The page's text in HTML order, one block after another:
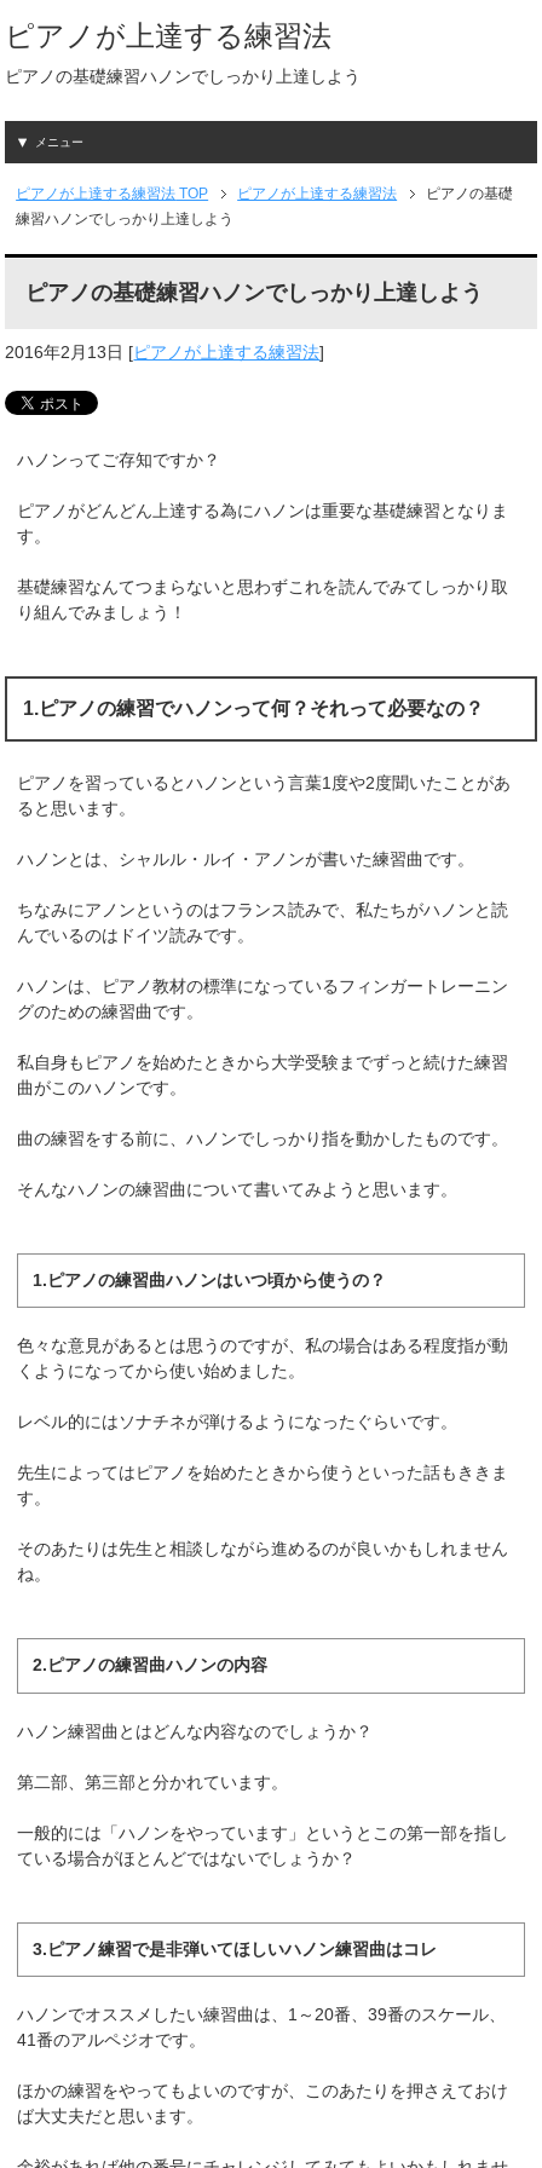
ピアノが上達する練習法
ピアノの基礎練習ハノンでしっかり上達しよう
メニュー
ピアノが上達する練習法 TOP ピアノが上達する練習法
ピアノの基礎
練習ハノンでしっかり上達しよう
ピアノの基礎練習ハノンでしっかり上達しよう
2016年2月13日 [ピアノが上達する練習法]
ハノンってご存知ですか？
ピアノがどんどん上達する為にハノンは重要な基礎練習となりま
す。
基礎練習なんてつまらないと思わずこれを読んでみてしっかり取
り組んでみましょう！
1.ピアノの練習でハノンって何？それって必要なの？
ピアノを習っているとハノンという言葉1度や2度聞いたことがあ
ると思います。
ハノンとは、シャルル・ルイ・アノンが書いた練習曲です。
ちなみにアノンというのはフランス読みで、私たちがハノンと読
んでいるのはドイツ読みです。
ハノンは、ピアノ教材の標準になっているフィンガートレーニン
グのための練習曲です。
私自身もピアノを始めたときから大学受験までずっと続けた練習
曲がこのハノンです。
曲の練習をする前に、ハノンでしっかり指を動かしたものです。
そんなハノンの練習曲について書いてみようと思います。
1.ピアノの練習曲ハノンはいつ頃から使うの？
色々な意見があるとは思うのですが、私の場合はある程度指が動
くようになってから使い始めました。
レベル的にはソナチネが弾けるようになったぐらいです。
先生によってはピアノを始めたときから使うといった話もききま
す。
そのあたりは先生と相談しながら進めるのが良いかもしれません
ね。
2.ピアノの練習曲ハノンの内容
ハノン練習曲とはどんな内容なのでしょうか？
第二部、第三部と分かれています。
一般的には「ハノンをやっています」というとこの第一部を指し
ている場合がほとんどではないでしょうか？
3.ピアノ練習で是非弾いてほしいハノン練習曲はコレ
ハノンでオススメしたい練習曲は、1～20番、39番のスケール、
41番のアルペジオです。
ほかの練習をやってもよいのですが、このあたりを押さえておけ
ば大丈夫だと思います。